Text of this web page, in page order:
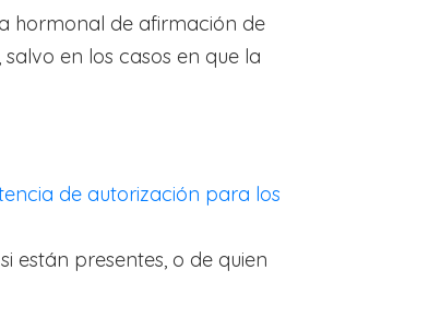
hormonal de afirmación de
en los casos en que la
de autorización para los
están presentes, o de quien